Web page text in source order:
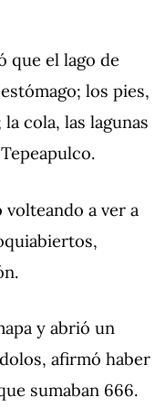
que el lago de
los pies,
cola, las lagunas
a ver a
y abrió un
afirmó haber
sumaban 666.